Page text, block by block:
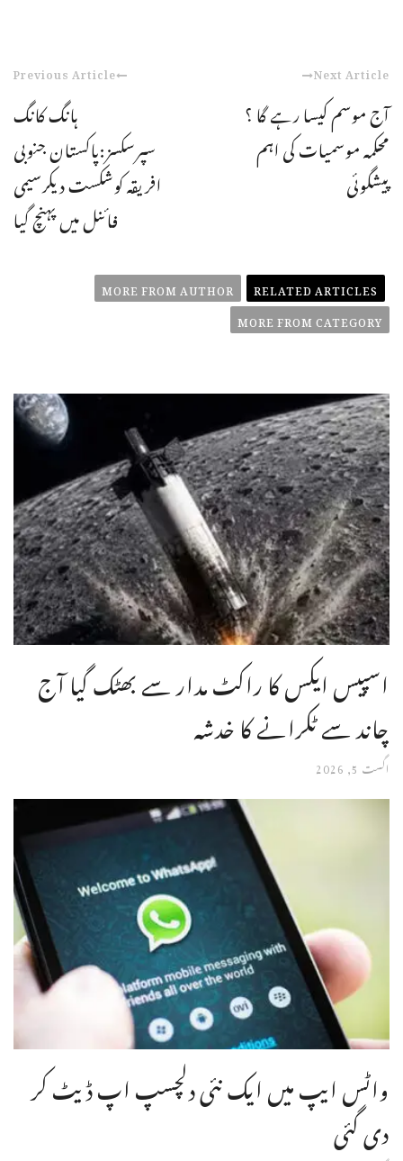
Previous Article
ہانگ کانگ
سپرسکسز:پاکستان جنوبی
افریقہ کوشکست دیکرسیمی
فائنل میں پہنچ گیا
Next Article
آج موسم کیسا رہے گا ؟
محکمہ موسمیات کی اہم
پیشگوئی
RELATED ARTICLES
MORE FROM AUTHOR
MORE FROM CATEGORY
اسپیس ایکس کا راکٹ مدار سے بھٹک گیا آج
چاند سے ٹکرانے کا خدشہ
اگست 5, 2026
واٹس ایپ میں ایک نئی دلچسپ اپ ڈیٹ کر
دی گئی